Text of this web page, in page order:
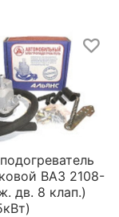
ВАЗ 2108-
дв. 8 клап.)